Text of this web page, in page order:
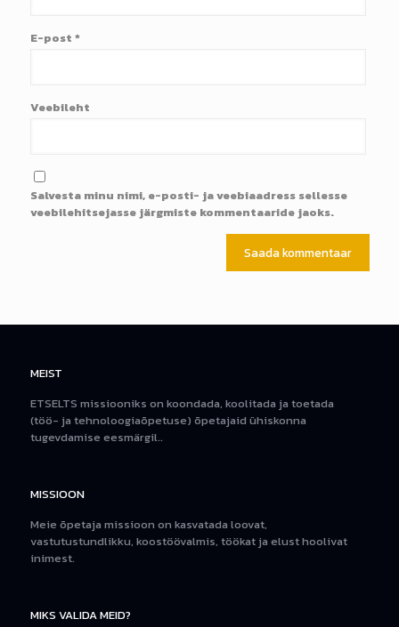
E-post *
Veebileht
Salvesta minu nimi, e-posti- ja veebiaadress sellesse
veebilehitsejasse järgmiste kommentaaride jaoks.
MEIST
ETSELTS missiooniks on koondada, koolitada ja toetada
(töö- ja tehnoloogiaõpetuse) õpetajaid ühiskonna
tugevdamise eesmärgil..
MISSIOON
Meie õpetaja missioon on kasvatada loovat,
vastutustundlikku, koostöövalmis, töökat ja elust hoolivat
inimest.
MIKS VALIDA MEID?